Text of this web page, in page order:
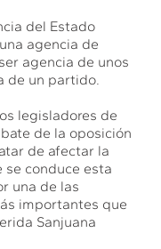
del Estado
agencia de
agencia de unos
de un partido.
legisladores de
de la oposición
de afectar la
se conduce esta
una de las
importantes que
Sanjuana